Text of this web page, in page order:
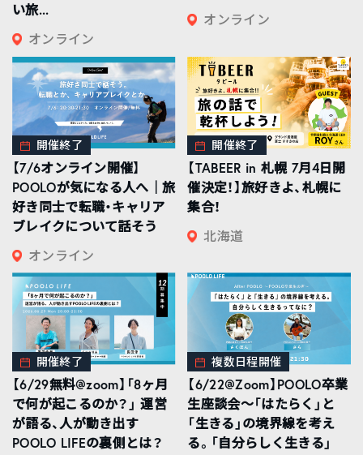
い旅...
オンライン
オンライン
開催終了
【7/6オンライン開催】
POOLOが気になる人へ｜旅
好き同士で転職・キャリア
ブレイクについて話そう
オンライン
開催終了
【TABEER in 札幌 7月4日開
催決定！】旅好きよ、札幌に
集合！
北海道
開催終了
【6/29無料@zoom】「8ヶ月
で何が起こるのか？」 運営
が語る、人が動き出す
POOLO LIFEの裏側とは？
複数日程開催
【6/22@Zoom】POOLO卒業
生座談会〜「はたらく」と
「生きる」の境界線を考え
る。「自分らしく生きる」